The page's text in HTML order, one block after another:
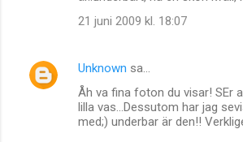
21 juni 2009 kl. 18:07
Unknown sa…
Åh va fina foton du visar! SEr
lilla vas...Dessutom har jag
med;) underbar är den!!